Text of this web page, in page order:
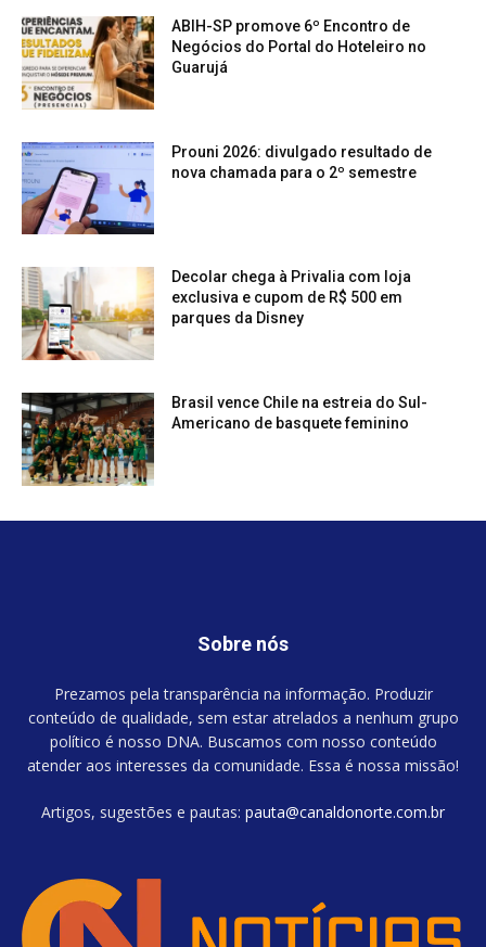
ABIH-SP promove 6º Encontro de
Negócios do Portal do Hoteleiro no
Guarujá
Prouni 2026: divulgado resultado de
nova chamada para o 2º semestre
Decolar chega à Privalia com loja
exclusiva e cupom de R$ 500 em
parques da Disney
Brasil vence Chile na estreia do Sul-
Americano de basquete feminino
Sobre nós
Prezamos pela transparência na informação. Produzir
conteúdo de qualidade, sem estar atrelados a nenhum grupo
político é nosso DNA. Buscamos com nosso conteúdo
atender aos interesses da comunidade. Essa é nossa missão!
Artigos, sugestões e pautas: pauta@canaldonorte.com.br